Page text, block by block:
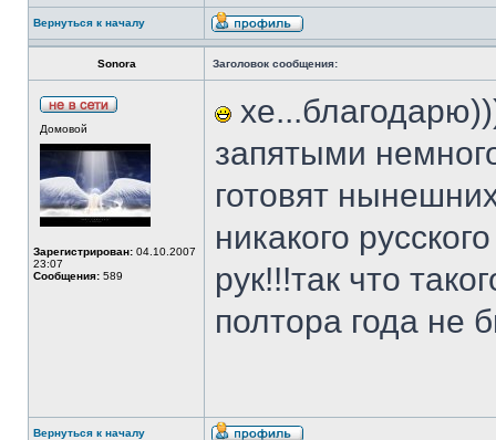
Вернуться к началу
Sonora Заголовок сообщения:
Домовой
Зарегистрирован: 04.10.2007
23:07
Сообщения: 589
запятыми
готовят
никакого
рук!!!так что
полтора года не
Вернуться к началу